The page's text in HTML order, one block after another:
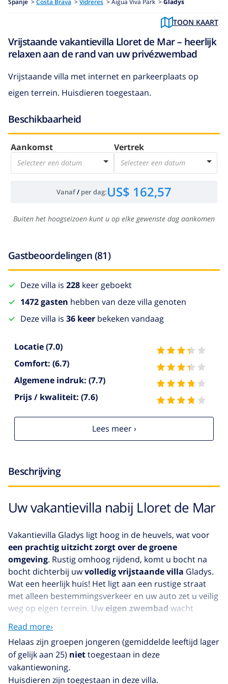
Spanje > Costa Brava > Vidreres > Aigua Viva Park > Gladys
TOON KAART
Vrijstaande vakantievilla Lloret de Mar – heerlijk
relaxen aan de rand van uw privézwembad
Vrijstaande villa met internet en parkeerplaats op
eigen terrein. Huisdieren toegestaan.
Beschikbaarheid
Aankomst
Selecteer een datum
Vertrek
Selecteer een datum
Vanaf/ per dag:US$ 162,57
Buiten het hoogseizoen kunt u op elke gewenste dag aankomen
Gastbeoordelingen (81)
Deze villa is 228 keer geboekt
1472 gasten hebben van deze villa genoten
Deze villa is 36 keer bekeken vandaag
Locatie(7.0)
Comfort: (6.7)
Algemene indruk: (7.7)
Prijs / kwaliteit: (7.6)
Lees meer ›
Beschrijving
Uw vakantievilla nabij Lloret de Mar
Vakantievilla Gladys ligt hoog in de heuvels, wat voor
een prachtig uitzicht zorgt over de groene
omgeving. Rustig omhoog rijdend, komt u bocht na
bocht dichterbij uwvolledig vrijstaande villa Gladys.
Wat een heerlijk huis! Het ligt aan een rustige straat
met alleen bestemmingsverkeer en uw auto zet u veilig
weg op eigen terrein. Uw eigen zwembad wacht
uitnodigend op u aan de achterzijde van de villa.
Omringd door een
genieten van de zon of een verfrissende duik. De
stenen barbecuemaakt het gemak buiten compleet,
in een handomdraai maakt u hier wat lekkers klaar. De
hoge mate van privacy en het lekkere zwembad maken
Read more›
Helaas zijn groepen jongeren (gemiddelde leeftijd lager
of gelijk aan 25) niettoegestaan in deze
vakantiewoning.
Huisdieren zijn toegestaan ​​in deze villa.